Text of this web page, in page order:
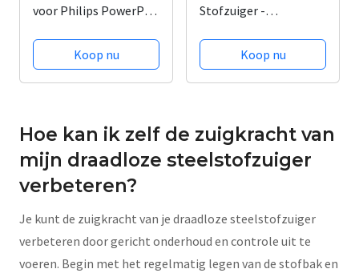
voor Philips PowerPro
2 stuks - Vervanger
voor FC8003/01
Koop nu
Stofzuiger -
Universeel - Op maat
te knippen
Koop nu
Hoe kan ik zelf de zuigkracht van
mijn draadloze steelstofzuiger
verbeteren?
Je kunt de zuigkracht van je draadloze steelstofzuiger
verbeteren door gericht onderhoud en controle uit te
voeren. Begin met het regelmatig legen van de stofbak en